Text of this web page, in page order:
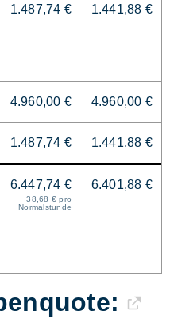
1.487,74 € 1.441,88 €
4.960,00 € 4.960,00 €
1.487,74 € 1.441,88 €
6.447,74 €
38,68 € pro
Normalstunde
6.401,88 €